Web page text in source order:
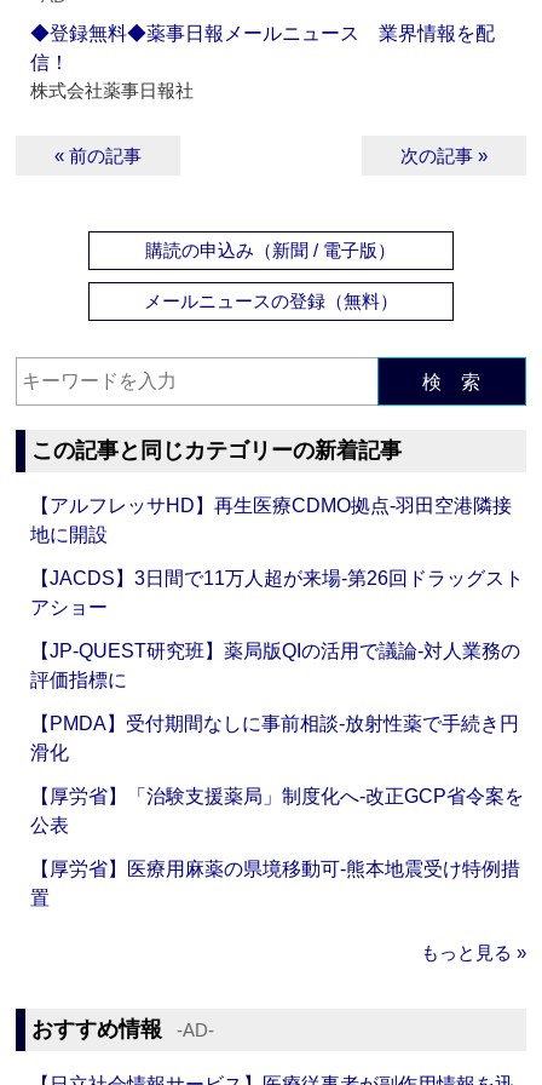
◆登録無料◆薬事日報メールニュース 業界情報を配
信！
株式会社薬事日報社
« 前の記事 次の記事 »
購読の申込み（新聞 / 電子版）
メールニュースの登録（無料）
検 索
この記事と同じカテゴリーの新着記事
【アルフレッサHD】再生医療CDMO拠点‐羽田空港隣接
地に開設
【JACDS】3日間で11万人超が来場‐第26回ドラッグスト
アショー
【JP-QUEST研究班】薬局版QIの活用で議論‐対人業務の
評価指標に
【PMDA】受付期間なしに事前相談‐放射性薬で手続き円
滑化
【厚労省】「治験支援薬局」制度化へ‐改正GCP省令案を
公表
【厚労省】医療用麻薬の県境移動可‐熊本地震受け特例措
置
もっと見る »
おすすめ情報 ‐AD‐